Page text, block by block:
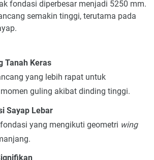
fondasi diperbesar menjadi 5250 mm.
semakin tinggi, terutama pada
Tanah Keras
yang lebih rapat untuk
guling akibat dinding tinggi.
Sayap Lebar
yang mengikuti geometri wing